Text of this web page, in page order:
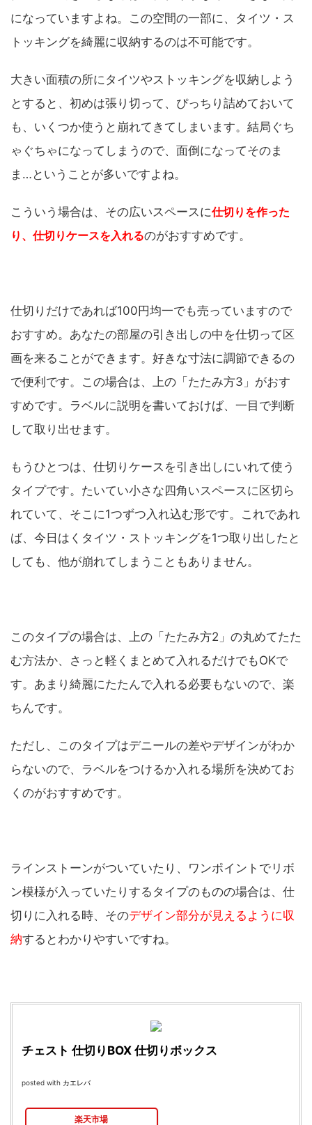
になっていますよね。この空間の一部に、タイツ・ス
トッキングを綺麗に収納するのは不可能です。
大きい面積の所にタイツやストッキングを収納しよう
とすると、初めは張り切って、ぴっちり詰めておいて
も、いくつか使うと崩れてきてしまいます。結局ぐち
ゃぐちゃになってしまうので、面倒になってそのま
ま…ということが多いですよね。
こういう場合は、その広いスペースに仕切りを作った
り、仕切りケースを入れるのがおすすめです。
仕切りだけであれば100円均一でも売っていますので
おすすめ。あなたの部屋の引き出しの中を仕切って区
画を来ることができます。好きな寸法に調節できるの
で便利です。この場合は、上の「たたみ方3」がおす
すめです。ラベルに説明を書いておけば、一目で判断
して取り出せます。
もうひとつは、仕切りケースを引き出しにいれて使う
タイプです。たいてい小さな四角いスペースに区切ら
れていて、そこに1つずつ入れ込む形です。これであれ
ば、今日はくタイツ・ストッキングを1つ取り出したと
しても、他が崩れてしまうこともありません。
このタイプの場合は、上の「たたみ方2」の丸めてたた
む方法か、さっと軽くまとめて入れるだけでもOKで
す。あまり綺麗にたたんで入れる必要もないので、楽
ちんです。
ただし、このタイプはデニールの差やデザインがわか
らないので、ラベルをつけるか入れる場所を決めてお
くのがおすすめです。
ラインストーンがついていたり、ワンポイントでリボ
ン模様が入っていたりするタイプのものの場合は、仕
切りに入れる時、そのデザイン部分が見えるように収
納するとわかりやすいですね。
チェスト 仕切りBOX 仕切りボックス
posted with カエレバ
楽天市場